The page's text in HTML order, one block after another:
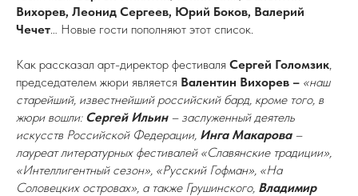
Вихорев, Леонид Сергеев, Юрий Боков, Валерий
Чечет… Новые гости пополняют этот список.
Как рассказал арт-директор фестиваля Сергей Голомзик,
председателем жюри является Валентин Вихорев – «наш
старейший, известнейший российский бард, кроме того, в
жюри вошли: Сергей Ильин– заслуженный деятель
искусств Российской Федерации, Инга Макарова–
лауреат литературных фестивалей «Славянские традиции»,
«Интеллигентный сезон», «Русский Гофман», «На
Соловецких островах», а также Грушинского, Владимир